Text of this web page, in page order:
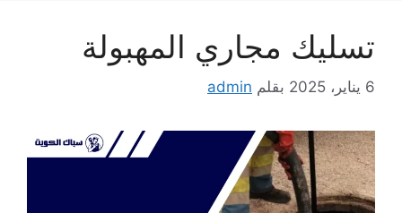
تسليك مجاري المهبولة
6 يناير، 2025 بقلم admin